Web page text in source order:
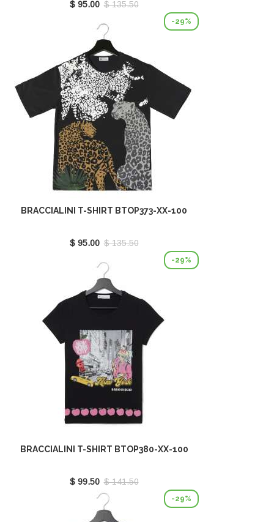
$ 95.00 $ 135.50
-29%
BRACCIALINI T-SHIRT BTOP373-XX-100
$ 95.00 $ 135.50
-29%
BRACCIALINI T-SHIRT BTOP380-XX-100
$ 99.50 $ 141.50
-29%